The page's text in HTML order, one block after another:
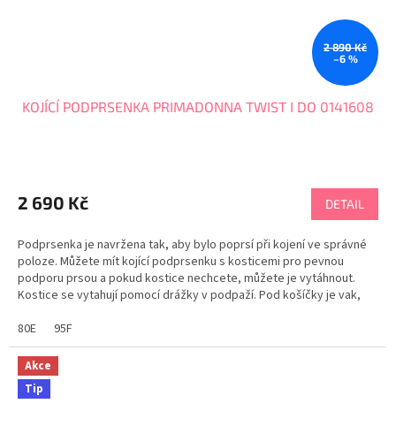
2 890 Kč
–6 %
KOJÍCÍ PODPRSENKA PRIMADONNA TWIST I DO 0141608
2 690 Kč DETAIL
Podprsenka je navržena tak, aby bylo poprsí při kojení ve správné
poloze. Můžete mít kojící podprsenku s kosticemi pro pevnou
podporu prsou a pokud kostice nechcete, můžete je vytáhnout.
Kostice se vytahují pomocí drážky v podpaží. Pod košíčky je vak,
80E
95F
Akce
Tip